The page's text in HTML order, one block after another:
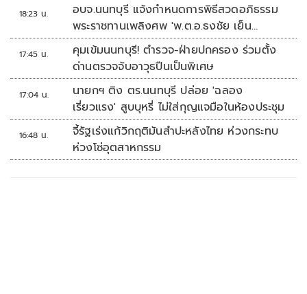
18:23 น.
อบจ.นนทบุรี แจ้งกำหนดการพิธีสวดอภิธรรม
พระราชทานเพลิงศพ 'พ.ต.อ.ธงชัย เย็น
ประเสริฐ'
17:45 น.
คุมเข้มนนทบุรี! ตำรวจ-ฝ่ายปกครอง ร่วมตั้ง
ด่านตรวจจับอาวุธปืนเป็นพิเศษ
17:04 น.
นายกฯ ติง ตร.นนทบุรี ปล่อย 'ฉลอง
เรี่ยวแรง' สูบบุหรี่ ไม่ใส่กุญแจมือในห้องประชุม
16:48 น.
จี้รัฐเร่งแก้วิกฤติมันสำปะหลังไทย ห่วงกระทบ
ห่วงโซ่อุตสาหกรรม